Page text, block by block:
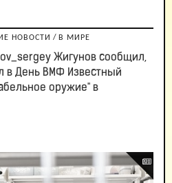
НОВОСТИ / В МИРЕ
Жигунов сообщил,
в День ВМФ Известный
оружие" в